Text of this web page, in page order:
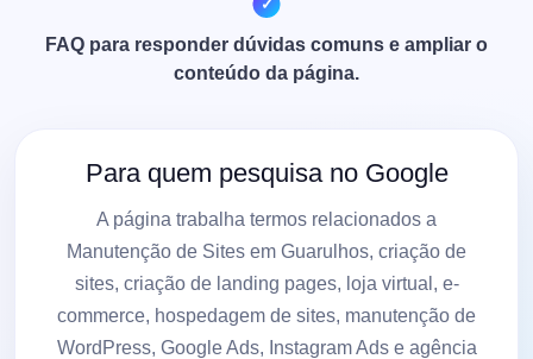
FAQ para responder dúvidas comuns e ampliar o
conteúdo da página.
Para quem pesquisa no Google
A página trabalha termos relacionados a
Manutenção de Sites em Guarulhos, criação de
sites, criação de landing pages, loja virtual, e-
commerce, hospedagem de sites, manutenção de
WordPress, Google Ads, Instagram Ads e agência